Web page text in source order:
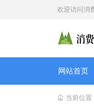
欢迎访问消
网站首页
当前位置